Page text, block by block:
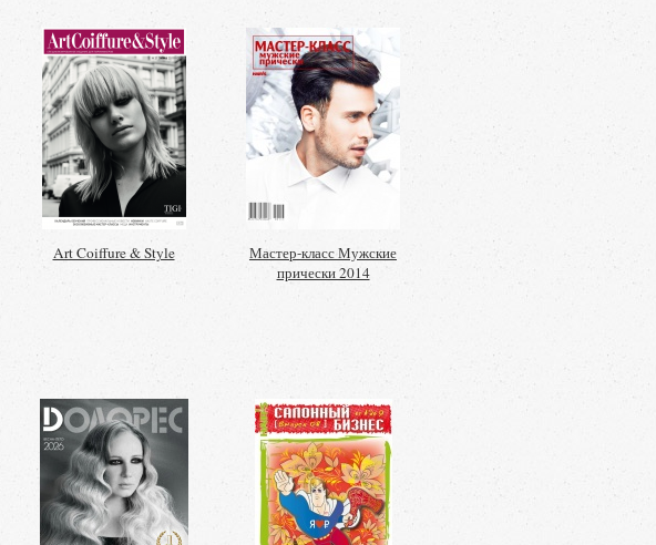
Art Coiffure & Style
Мастер-класс Мужские
прически 2014